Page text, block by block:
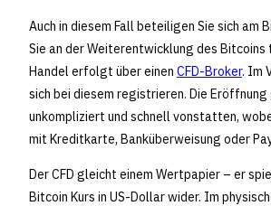
Auch in diesem Fall beteiligen Sie sich am
Sie an der Weiterentwicklung des Bitcoins
Handel erfolgt über einen CFD-Broker. Im
sich bei diesem registrieren. Die
unkompliziert und schnell vonstatten,
mit Kreditkarte, Banküberweisung oder
Der CFD gleicht einem Wertpapier – er
Bitcoin Kurs in US-Dollar wider. Im